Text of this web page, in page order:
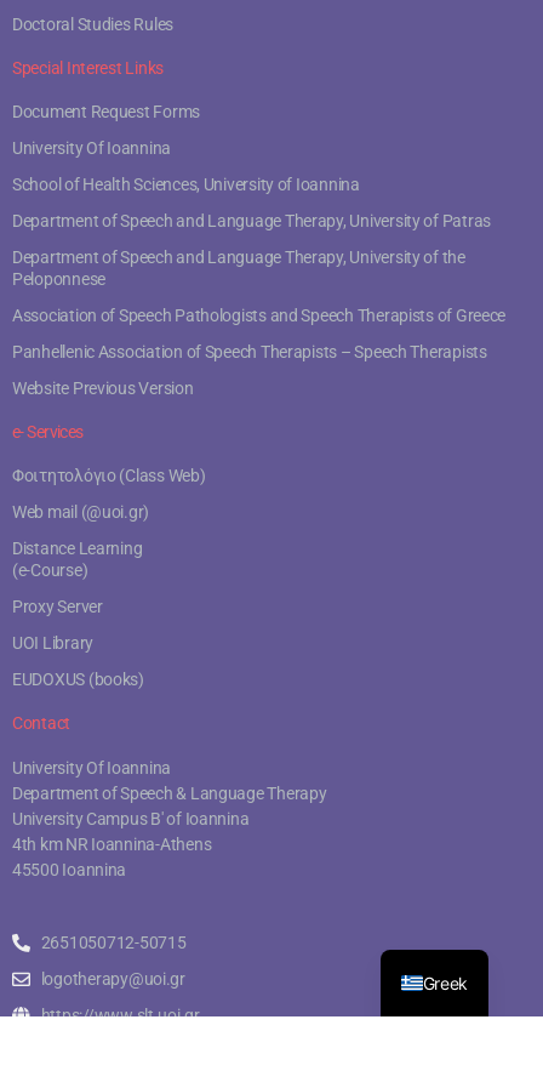
Doctoral Studies Rules
Special Interest Links
Document Request Forms
University Of Ioannina
School of Health Sciences, University of Ioannina
Department of Speech and Language Therapy, University of Patras
Department of Speech and Language Therapy, University of the
Peloponnese
Association of Speech Pathologists and Speech Therapists of Greece
Panhellenic Association of Speech Therapists – Speech Therapists
Website Previous Version
e- Services
Φοιτητολόγιο (Class Web)
Web mail (@uoi.gr)
Distance Learning
(e-Course)
Proxy Server
UOI Library
EUDOXUS (books)
Contact
University Of Ioannina
Department of Speech & Language Therapy
University Campus B' of Ioannina
4th km NR Ioannina-Athens
45500 Ioannina
2651050712-50715
logotherapy@uoi.gr
https://www.slt.uoi.gr
Greek